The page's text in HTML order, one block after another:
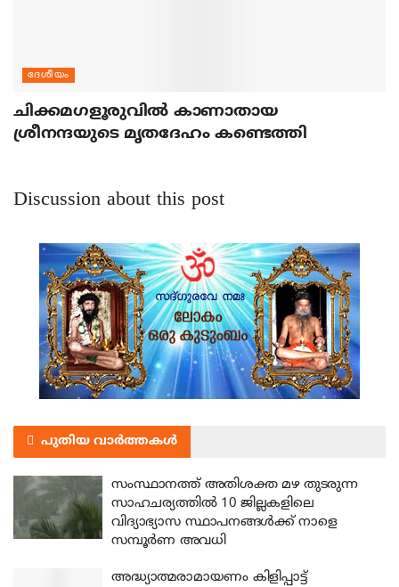
ദേശീയം
ചിക്കമഗളൂരുവില്‍ കാണാതായ
ശ്രീനന്ദയുടെ മൃതദേഹം കണ്ടെത്തി
Discussion about this post
പുതിയ വാർത്തകൾ
സംസ്ഥാനത്ത് അതിശക്ത മഴ തുടരുന്ന
സാഹചര്യത്തിൽ 10 ജില്ലകളിലെ
വിദ്യാഭ്യാസ സ്ഥാപനങ്ങൾക്ക് നാളെ
സമ്പൂർണ അവധി
അദ്ധ്യാത്മരാമായണം കിളിപ്പാട്ട്